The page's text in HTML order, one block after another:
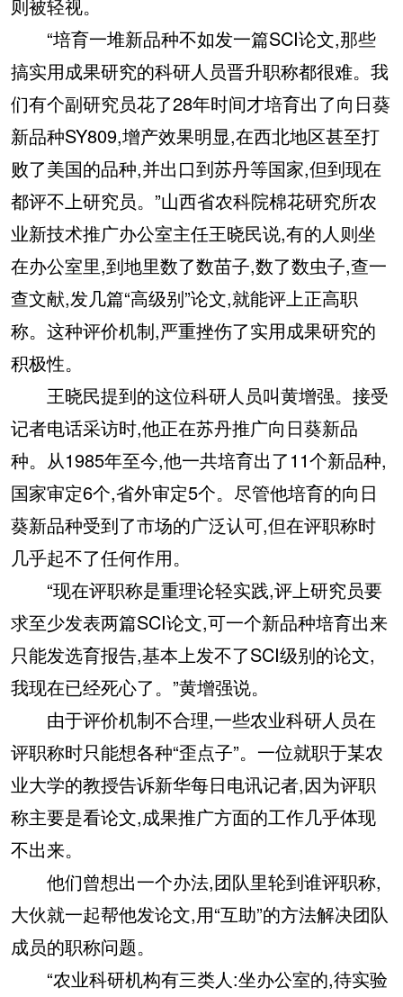
则被轻视。
“培育一堆新品种不如发一篇SCI论文,那些
搞实用成果研究的科研人员晋升职称都很难。我
们有个副研究员花了28年时间才培育出了向日葵
新品种SY809,增产效果明显,在西北地区甚至打
败了美国的品种,并出口到苏丹等国家,但到现在
都评不上研究员。”山西省农科院棉花研究所农
业新技术推广办公室主任王晓民说,有的人则坐
在办公室里,到地里数了数苗子,数了数虫子,查一
查文献,发几篇“高级别”论文,就能评上正高职
称。这种评价机制,严重挫伤了实用成果研究的
积极性。
王晓民提到的这位科研人员叫黄增强。接受
记者电话采访时,他正在苏丹推广向日葵新品
种。从1985年至今,他一共培育出了11个新品种,
国家审定6个,省外审定5个。尽管他培育的向日
葵新品种受到了市场的广泛认可,但在评职称时
几乎起不了任何作用。
“现在评职称是重理论轻实践,评上研究员要
求至少发表两篇SCI论文,可一个新品种培育出来
只能发选育报告,基本上发不了SCI级别的论文,
我现在已经死心了。”黄增强说。
由于评价机制不合理,一些农业科研人员在
评职称时只能想各种“歪点子”。一位就职于某农
业大学的教授告诉新华每日电讯记者,因为评职
称主要是看论文,成果推广方面的工作几乎体现
不出来。
他们曾想出一个办法,团队里轮到谁评职称,
大伙就一起帮他发论文,用“互助”的方法解决团队
成员的职称问题。
“农业科研机构有三类人:坐办公室的,待实验